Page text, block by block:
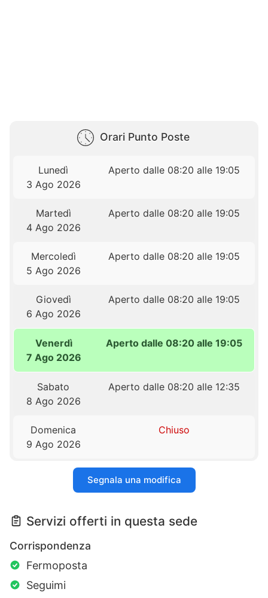
Orari Punto Poste
Lunedì
3 Ago 2026
Aperto dalle 08:20 alle 19:05
Martedì
4 Ago 2026
Aperto dalle 08:20 alle 19:05
Mercoledì
5 Ago 2026
Aperto dalle 08:20 alle 19:05
Giovedì
6 Ago 2026
Aperto dalle 08:20 alle 19:05
Venerdì
7 Ago 2026
Aperto dalle 08:20 alle 19:05
Sabato
8 Ago 2026
Aperto dalle 08:20 alle 12:35
Domenica
9 Ago 2026
Chiuso
Segnala una modifica
Servizi offerti in questa sede
Corrispondenza
Fermoposta
Seguimi